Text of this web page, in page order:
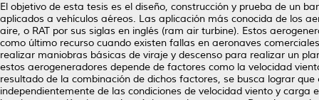
El objetivo de esta tesis es el diseño, construcción y prueba de un
aplicados a vehículos aéreos. Las aplicación más conocida de los
aire, o RAT por sus siglas en inglés (ram air turbine). Estos
como último recurso cuando existen fallas en aeronaves
realizar maniobras básicas de viraje y descenso para realizar un
estos aerogeneradores depende de factores como la velocidad
resultado de la combinación de dichos factores, se busca lograr
independientemente de las condiciones de velocidad viento y